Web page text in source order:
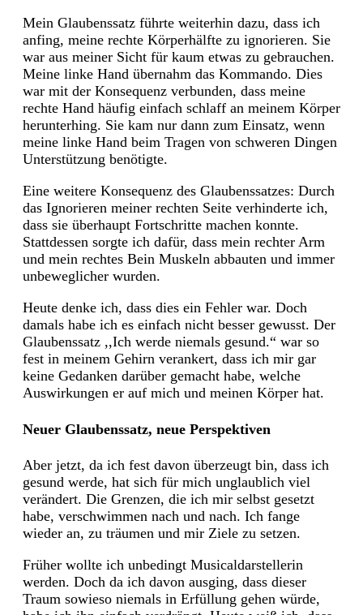
Mein Glaubenssatz führte weiterhin dazu, dass ich
anfing, meine rechte Körperhälfte zu ignorieren. Sie
war aus meiner Sicht für kaum etwas zu gebrauchen.
Meine linke Hand übernahm das Kommando. Dies
war mit der Konsequenz verbunden, dass meine
rechte Hand häufig einfach schlaff an meinem Körper
herunterhing. Sie kam nur dann zum Einsatz, wenn
meine linke Hand beim Tragen von schweren Dingen
Unterstützung benötigte.
Eine weitere Konsequenz des Glaubenssatzes: Durch
das Ignorieren meiner rechten Seite verhinderte ich,
dass sie überhaupt Fortschritte machen konnte.
Stattdessen sorgte ich dafür, dass mein rechter Arm
und mein rechtes Bein Muskeln abbauten und immer
unbeweglicher wurden.
Heute denke ich, dass dies ein Fehler war. Doch
damals habe ich es einfach nicht besser gewusst. Der
Glaubenssatz ,,Ich werde niemals gesund.“ war so
fest in meinem Gehirn verankert, dass ich mir gar
keine Gedanken darüber gemacht habe, welche
Auswirkungen er auf mich und meinen Körper hat.
Neuer Glaubenssatz, neue Perspektiven
Aber jetzt, da ich fest davon überzeugt bin, dass ich
gesund werde, hat sich für mich unglaublich viel
verändert. Die Grenzen, die ich mir selbst gesetzt
habe, verschwimmen nach und nach. Ich fange
wieder an, zu träumen und mir Ziele zu setzen.
Früher wollte ich unbedingt Musicaldarstellerin
werden. Doch da ich davon ausging, dass dieser
Traum sowieso niemals in Erfüllung gehen würde,